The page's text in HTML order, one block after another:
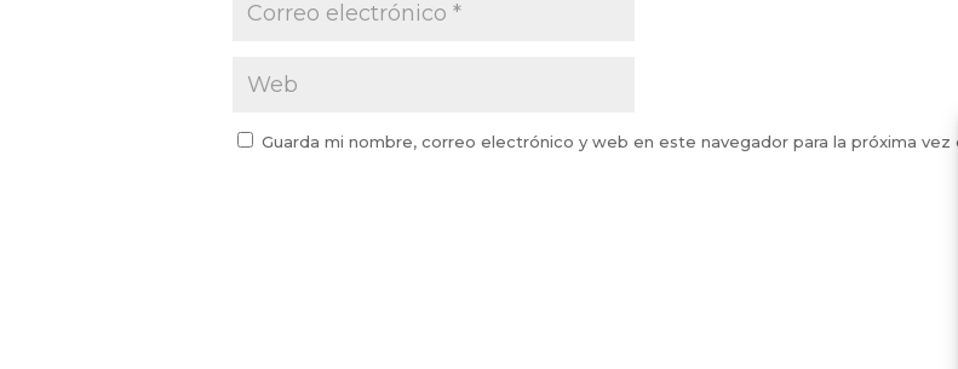
Guarda mi nombre, correo electrónico y web en este navegador para la próxima vez